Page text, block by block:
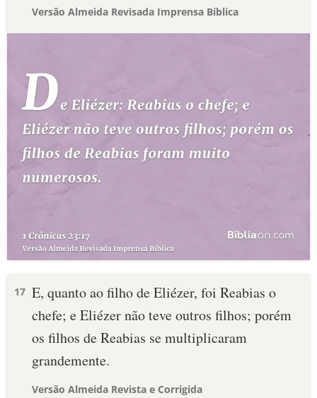
Versão Almeida Revisada Imprensa Bíblica
17 E, quanto ao filho de Eliézer, foi Reabias o
chefe; e Eliézer não teve outros filhos; porém
os filhos de Reabias se multiplicaram
grandemente.
Versão Almeida Revista e Corrigida